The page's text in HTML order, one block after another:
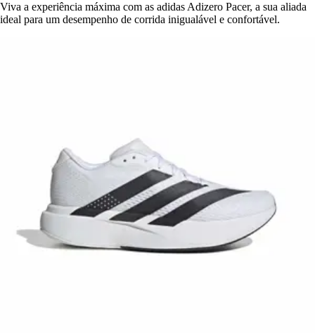
Viva a experiência máxima com as adidas Adizero Pacer, a sua aliada
ideal para um desempenho de corrida inigualável e confortável.